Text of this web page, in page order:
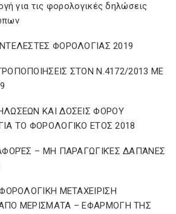
για τις φορολογικές δηλώσεις
ΦΟΡΟΛΟΓΙΑΣ 2019
ΣΤΟΝ Ν.4172/2013 ΜΕ
ΚΑΙ ΔΟΣΕΙΣ ΦΟΡΟΥ
ΤΟ ΦΟΡΟΛΟΓΙΚΟ ΕΤΟΣ 2018
– ΜΗ ΠΑΡΑΓΩΓΙΚΈΣ ΔΑΠΆΝΕΣ
ΜΕΤΑΧΕΙΡΙΣΗ
ΜΕΡΙΣΜΑΤΑ – ΕΦΑΡΜΟΓΗ ΤΗΣ